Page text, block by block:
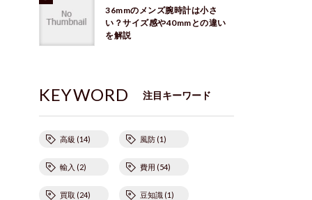
36mmのメンズ腕時計は小さ
い？サイズ感や40mmとの違い
を解説
KEYWORD 注目キーワード
高級 (14) 風防 (1)
輸入 (2) 費用 (54)
買取 (24) 豆知識 (1)